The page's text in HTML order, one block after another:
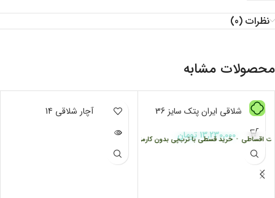
نظرات (0)
محصولات مشابه
اقساطی • خرید قسطی با ترب‌پی بدون کارمزد
آچار شلاقی ایران پتک سایز 36
13,230,000 تومان
ناموجود آچار شلاقی 14